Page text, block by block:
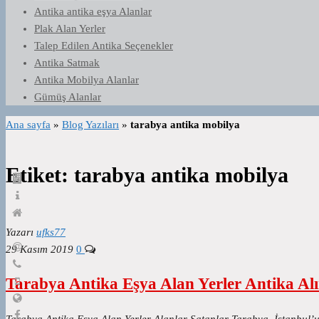
Antika antika eşya Alanlar
Plak Alan Yerler
Talep Edilen Antika Seçenekler
Antika Satmak
Antika Mobilya Alanlar
Gümüş Alanlar
Ana sayfa » Blog Yazıları » tarabya antika mobilya
Etiket: tarabya antika mobilya
Yazarı ufks77
29 Kasım 2019 0
Tarabya Antika Eşya Alan Yerler Antika